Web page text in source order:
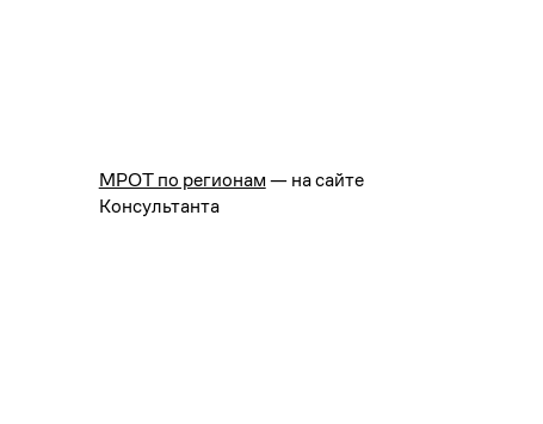
МРОТ по регионам— на сайте
Консультанта